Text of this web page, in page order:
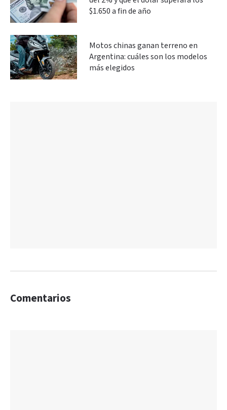
$1.650 a fin de año
Motos chinas ganan terreno en
Argentina: cuáles son los modelos
más elegidos
Comentarios